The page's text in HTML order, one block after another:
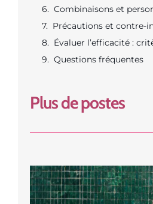
Combinaisons et
Précautions et contre-
Évaluer l’efficacité :
Questions fréquentes
Plus de postes